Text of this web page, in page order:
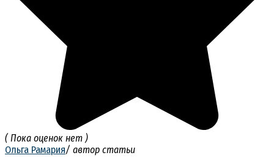
( Пока оценок нет )
Ольга Рамария/ автор статьи